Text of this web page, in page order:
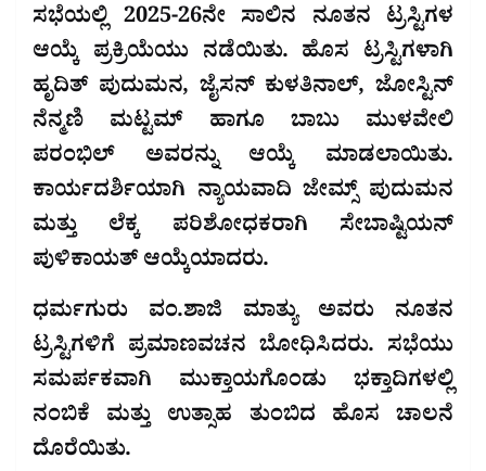
ಸಭೆಯಲ್ಲಿ 2025-26ನೇ ಸಾಲಿನ ನೂತನ ಟ್ರಸ್ಟಿಗಳ
ಆಯ್ಕೆ ಪ್ರಕ್ರಿಯೆಯು ನಡೆಯಿತು. ಹೊಸ ಟ್ರಸ್ಟಿಗಳಾಗಿ
ಹೃದಿತ್ ಪುದುಮನ, ಜೈಸನ್ ಕುಳತಿನಾಲ್, ಜೋಸ್ಟಿನ್
ನೆನ್ಮಣಿ ಮಟ್ಟಮ್ ಹಾಗೂ ಬಾಬು ಮುಳವೇಲಿ
ಪರಂಭಿಲ್ ಅವರನ್ನು ಆಯ್ಕೆ ಮಾಡಲಾಯಿತು.
ಕಾರ್ಯದರ್ಶಿಯಾಗಿ ನ್ಯಾಯವಾದಿ ಜೇಮ್ಸ್ ಪುದುಮನ
ಮತ್ತು ಲೆಕ್ಕ ಪರಿಶೋಧಕರಾಗಿ ಸೇಬಾಷ್ಟಿಯನ್
ಪುಳಿಕಾಯತ್ ಆಯ್ಕೆಯಾದರು.
ಧರ್ಮಗುರು ವಂ.ಶಾಜಿ ಮಾತ್ಯು ಅವರು ನೂತನ
ಟ್ರಸ್ಟಿಗಳಿಗೆ ಪ್ರಮಾಣವಚನ ಬೋಧಿಸಿದರು. ಸಭೆಯು
ಸಮರ್ಪಕವಾಗಿ ಮುಕ್ತಾಯಗೊಂಡು ಭಕ್ತಾದಿಗಳಲ್ಲಿ
ನಂಬಿಕೆ ಮತ್ತು ಉತ್ಸಾಹ ತುಂಬಿದ ಹೊಸ ಚಾಲನೆ
ದೊರೆಯಿತು.